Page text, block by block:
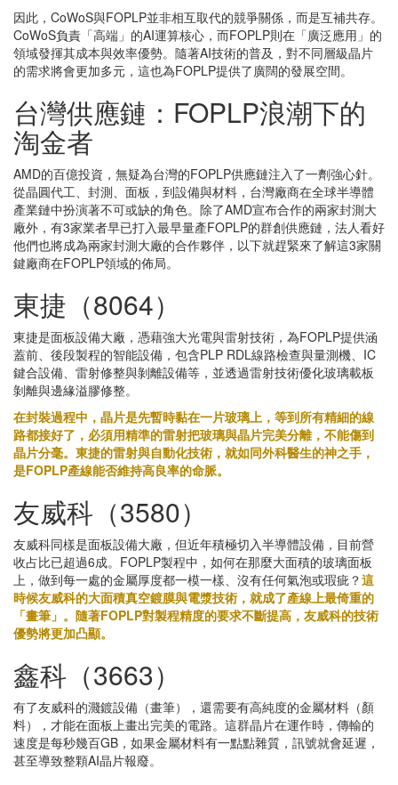
因此，CoWoS與FOPLP並非相互取代的競爭關係，而是互補共存。
CoWoS負責「高端」的AI運算核心，而FOPLP則在「廣泛應用」的
領域發揮其成本與效率優勢。隨著AI技術的普及，對不同層級晶片
的需求將會更加多元，這也為FOPLP提供了廣闊的發展空間。
台灣供應鏈：FOPLP浪潮下的
淘金者
AMD的百億投資，無疑為台灣的FOPLP供應鏈注入了一劑強心針。
從晶圓代工、封測、面板，到設備與材料，台灣廠商在全球半導體
產業鏈中扮演著不可或缺的角色。除了AMD宣布合作的兩家封測大
廠外，有3家業者早已打入最早量產FOPLP的群創供應鏈，法人看好
他們也將成為兩家封測大廠的合作夥伴，以下就趕緊來了解這3家關
鍵廠商在FOPLP領域的佈局。
東捷（8064）
東捷是面板設備大廠，憑藉強大光電與雷射技術，為FOPLP提供涵
蓋前、後段製程的智能設備，包含PLP RDL線路檢查與量測機、IC
鍵合設備、雷射修整與剝離設備等，並透過雷射技術優化玻璃載板
剝離與邊緣溢膠修整。
在封裝過程中，晶片是先暫時黏在一片玻璃上，等到所有精細的線
路都接好了，必須用精準的雷射把玻璃與晶片完美分離，不能傷到
晶片分毫。東捷的雷射與自動化技術，就如同外科醫生的神之手，
是FOPLP產線能否維持高良率的命脈。
友威科（3580）
友威科同樣是面板設備大廠，但近年積極切入半導體設備，目前營
收占比已超過6成。FOPLP製程中，如何在那麼大面積的玻璃面板
上，做到每一處的金屬厚度都一模一樣、沒有任何氣泡或瑕疵？這
時候友威科的大面積真空鍍膜與電漿技術，就成了產線上最倚重的
「畫筆」。隨著FOPLP對製程精度的要求不斷提高，友威科的技術
優勢將更加凸顯。
鑫科（3663）
有了友威科的濺鍍設備（畫筆），還需要有高純度的金屬材料（顏
料），才能在面板上畫出完美的電路。這群晶片在運作時，傳輸的
速度是每秒幾百GB，如果金屬材料有一點點雜質，訊號就會延遲，
甚至導致整顆AI晶片報廢。